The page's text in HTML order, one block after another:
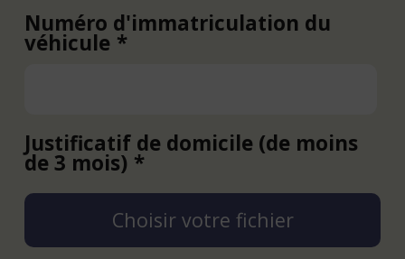
Numéro d'immatriculation du
véhicule
Justificatif de domicile (de moins
de 3 mois)
Choisir votre fichier